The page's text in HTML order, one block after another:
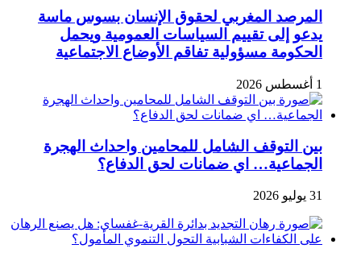
المرصد المغربي لحقوق الإنسان بسوس ماسة
يدعو إلى تقييم السياسات العمومية ويحمل
الحكومة مسؤولية تفاقم الأوضاع الاجتماعية
1 أغسطس 2026
بين التوقف الشامل للمحامين واحداث الهجرة
الجماعية… اي ضمانات لحق الدفاع؟
31 يوليو 2026